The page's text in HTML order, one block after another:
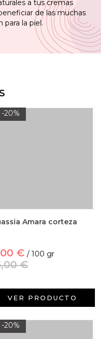
a tus cremas
de las muchas
para la piel.
-20%
Amara corteza
€ / 100 gr
€
VER PRODUCTO
-20%